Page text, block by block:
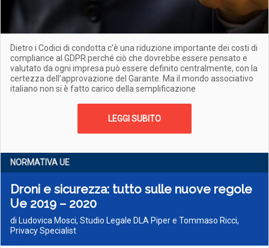
Dietro i Codici di condotta c’è una riduzione importante dei costi di
compliance al GDPR perché ciò che dovrebbe essere pensato e
valutato da ogni impresa può essere definito centralmente, con la
certezza dell’approvazione del Garante. Ma il mondo associativo
italiano non si è fatto carico della semplificazione
LEGGI SUBITO
NORMATIVA UE
Droni e sicurezza: tutto sulle nuove regole
Ue 2019 – 2020
di Ludovica Mosci, Studio Legale DLA Piper e Tommaso Ricci,
Privacy Specialist